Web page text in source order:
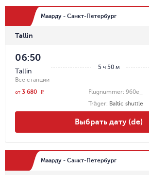
Маарду - Санкт-Петербург
Tallin
5 ч 50 м
06:50
Tallin
Все станции
Flugnummer: 960e_
Träger: Baltic shuttle
от 3 680 r
Выбрать дату (de)
Маарду - Санкт-Петербург